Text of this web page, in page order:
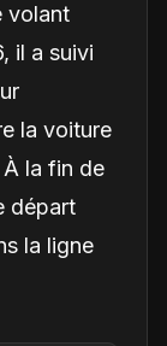
volant
il a suivi
la voiture
la fin de
départ
la ligne